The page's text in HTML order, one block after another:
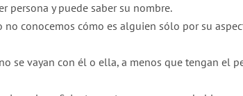
persona y puede saber su nombre.
conocemos cómo es alguien sólo por su
se vayan con él o ella, a menos que tengan el